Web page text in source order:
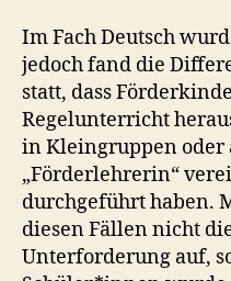
Im Fach Deutsch
jedoch fand die
statt, dass
Regelunterricht
in Kleingruppen
„Förderlehrerin“
durchgeführt haben.
diesen Fällen nicht
Unterforderung auf,